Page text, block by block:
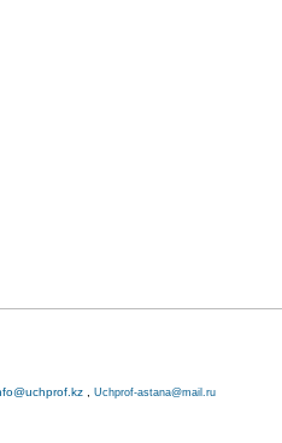
, Uchprof-astana@mail.ru